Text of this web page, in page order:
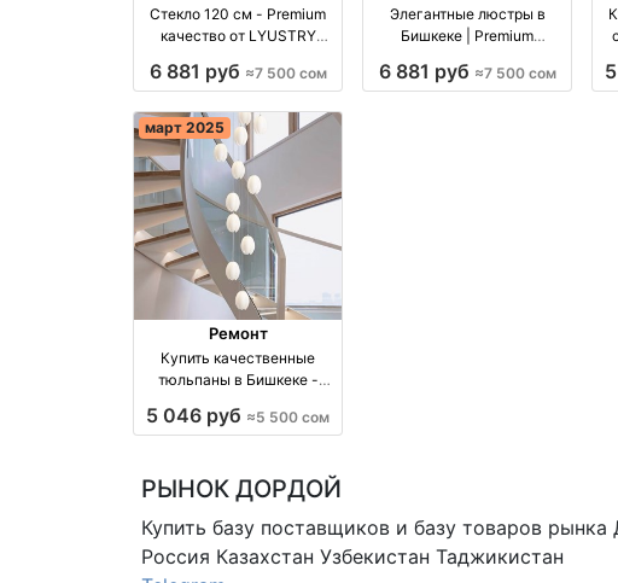
Стекло 120 см - Premium
качество от LYUSTRY
Киргизия
6 881 руб ≈7 500 сом
Элегантные люстры в
Бишкеке | Premium
производство Киргизия
6 881 руб ≈7 500 сом
март 2025
Ремонт
Купить качественные
тюльпаны в Бишкеке -
производство Киргизия
5 046 руб ≈5 500 сом
РЫНОК ДОРДОЙ
Купить базу поставщиков и базу товаров рынка
Россия Казахстан Узбекистан Таджикистан